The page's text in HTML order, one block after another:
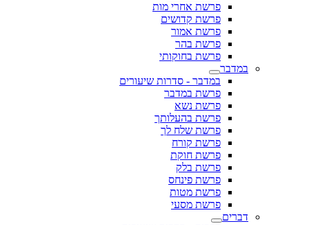
פרשת אחרי מות
פרשת קדושים
פרשת אמור
פרשת בהר
פרשת בחוקותי
במדבר
במדבר - סדרות שיעורים
פרשת במדבר
פרשת נשא
פרשת בהעלותך
פרשת שלח לך
פרשת קורח
פרשת חוקת
פרשת בלק
פרשת פינחס
פרשת מטות
פרשת מסעי
דברים